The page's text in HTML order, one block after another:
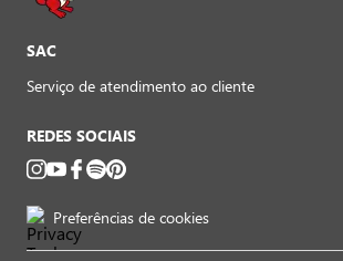
SAC
Serviço de atendimento ao cliente
REDES SOCIAIS
Preferências de cookies